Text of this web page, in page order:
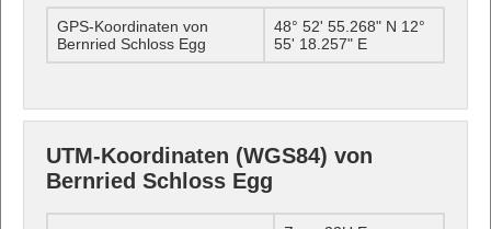
GPS-Koordinaten von
Bernried Schloss Egg
48° 52' 55.268" N 12°
55' 18.257" E
UTM-Koordinaten (WGS84) von
Bernried Schloss Egg